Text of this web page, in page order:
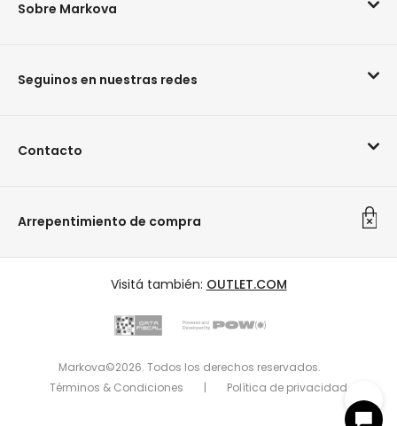
Sobre Markova
Seguinos en nuestras redes
Contacto
Arrepentimiento de compra
Visitá también: OUTLET.COM
Markova©2026. Todos los derechos reservados.
Términos & Condiciones
| Política de privacidad